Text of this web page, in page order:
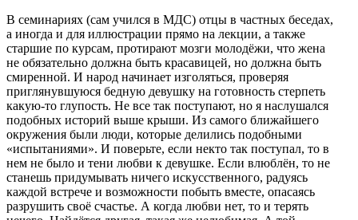
В семинариях (сам учился в МДС) отцы в частных беседах,
а иногда и для иллюстрации прямо на лекции, а также
старшие по курсам, протирают мозги молодёжи, что жена
не обязательно должна быть красавицей, но должна быть
смиренной. И народ начинает изголяться, проверяя
приглянувшуюся бедную девушку на готовность стерпеть
какую-то глупость. Не все так поступают, но я наслушался
подобных историй выше крыши. Из самого ближайшего
окружения были люди, которые делились подобными
«испытаниями». И поверьте, если некто так поступал, то в
нем не было и тени любви к девушке. Если влюблён, то не
станешь придумывать ничего искусственного, радуясь
каждой встрече и возможности побыть вместе, опасаясь
разрушить своё счастье. А когда любви нет, то и терять